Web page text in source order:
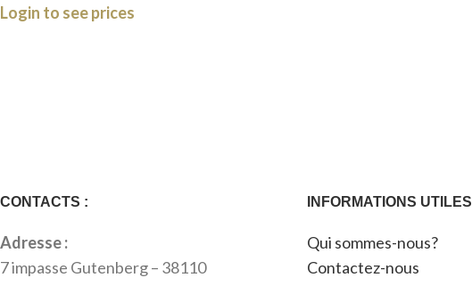
Login to see prices
CONTACTS :
Adresse :
7 impasse Gutenberg – 38110
INFORMATIONS UTILES
Qui sommes-nous?
Contactez-nous